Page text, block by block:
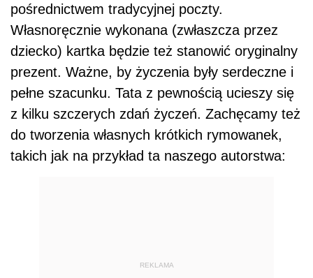
pośrednictwem tradycyjnej poczty.
Własnoręcznie wykonana (zwłaszcza przez
dziecko) kartka będzie też stanowić oryginalny
prezent. Ważne, by życzenia były serdeczne i
pełne szacunku. Tata z pewnością ucieszy się
z kilku szczerych zdań życzeń. Zachęcamy też
do tworzenia własnych krótkich rymowanek,
takich jak na przykład ta naszego autorstwa:
REKLAMA